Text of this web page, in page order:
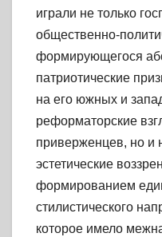
играли не только
общественно-
формирующегося
патриотические
на его южных и
реформаторские
приверженцев, но и
эстетические
формированием
стилистического
которое имело